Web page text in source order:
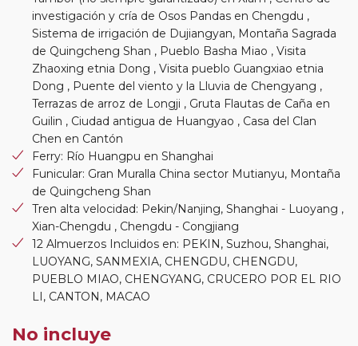
investigación y cría de Osos Pandas en Chengdu ,
Sistema de irrigación de Dujiangyan, Montaña Sagrada
de Quingcheng Shan , Pueblo Basha Miao , Visita
Zhaoxing etnia Dong , Visita pueblo Guangxiao etnia
Dong , Puente del viento y la Lluvia de Chengyang ,
Terrazas de arroz de Longji , Gruta Flautas de Caña en
Guilin , Ciudad antigua de Huangyao , Casa del Clan
Chen en Cantón
Ferry: Río Huangpu en Shanghai
Funicular: Gran Muralla China sector Mutianyu, Montaña
de Quingcheng Shan
Tren alta velocidad: Pekin/Nanjing, Shanghai - Luoyang ,
Xian-Chengdu , Chengdu - Congjiang
12 Almuerzos Incluidos en: PEKIN, Suzhou, Shanghai,
LUOYANG, SANMEXIA, CHENGDU, CHENGDU,
PUEBLO MIAO, CHENGYANG, CRUCERO POR EL RIO
LI, CANTON, MACAO
No incluye